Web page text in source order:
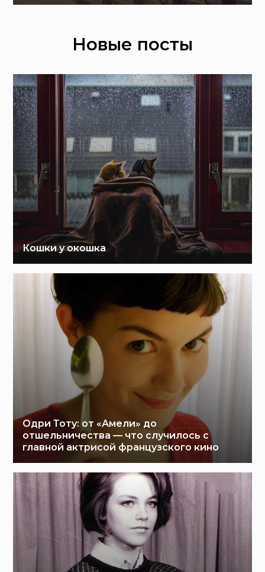
Новые посты
Кошки у окошка
Одри Тоту: от «Амели» до
отшельничества — что случилось с
главной актрисой французского кино